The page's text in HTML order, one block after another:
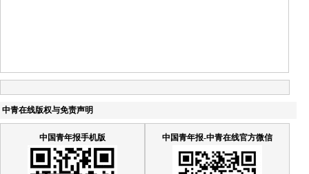
中青在线版权与免责声明
中国青年报手机版 中国青年报-中青在线官方微信